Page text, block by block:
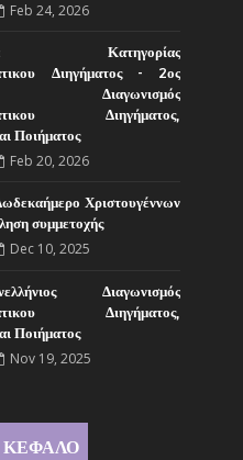
Feb 24, 2026
Κατηγορίας
Διηγήματος - 2ος
Διαγωνισμός
Διηγήματος,
Ποιήματος
Feb 20, 2026
Χριστουγέννων
συμμετοχής
Dec 10, 2025
Διαγωνισμός
Διηγήματος,
Ποιήματος
Nov 19, 2025
ΚΕΦΑΛΟ